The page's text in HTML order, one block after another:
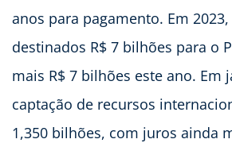
anos para pagamento. Em
destinados R$ 7 bilhões para o
mais R$ 7 bilhões este ano. Em
captação de recursos
1,350 bilhões, com juros ainda